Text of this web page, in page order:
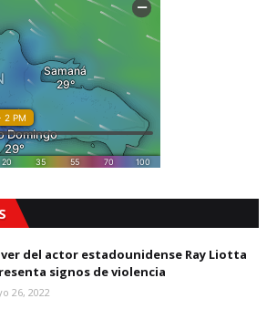
del actor estadounidense Ray Liotta
signos de violencia
26, 2022